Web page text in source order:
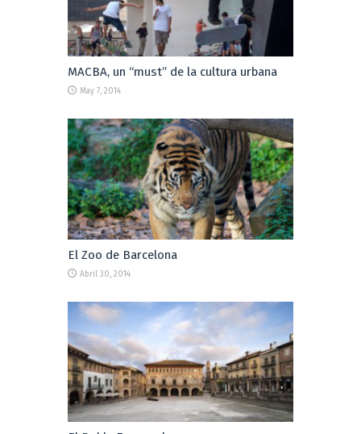
MACBA, un “must” de la cultura urbana
May 7, 2014
El Zoo de Barcelona
Abril 30, 2014